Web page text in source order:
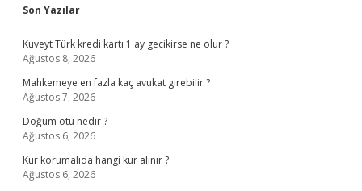
Sidebar
Son Yazılar
Kuveyt Türk kredi kartı 1 ay gecikirse ne olur ?
Ağustos 8, 2026
Mahkemeye en fazla kaç avukat girebilir ?
Ağustos 7, 2026
Doğum otu nedir ?
Ağustos 6, 2026
Kur korumalıda hangi kur alınır ?
Ağustos 6, 2026